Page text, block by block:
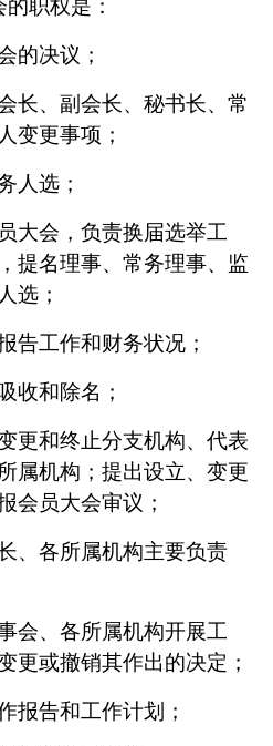
职权是：
决议；
、副会长、秘书长、常
变更事项；
选；
会，负责换届选举工
提名理事、常务理事、监
选；
工作和财务状况；
和除名；
和终止分支机构、代表
属机构；提出设立、变更
会员大会审议；
各所属机构主要负责
、各所属机构开展工
更或撤销其作出的决定；
告和工作计划；